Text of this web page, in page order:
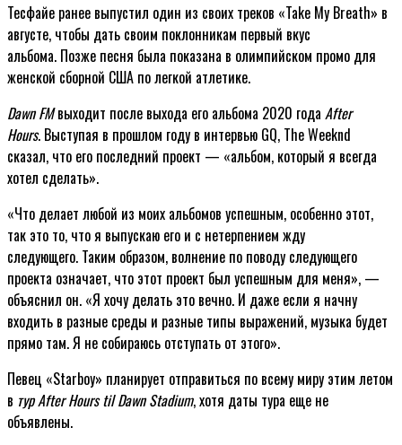
Тесфайе ранее выпустил один из своих треков «Take My Breath» в
августе, чтобы дать своим поклонникам первый вкус
альбома. Позже песня была показана в олимпийском промо для
женской сборной США по легкой атлетике.
Dawn FMвыходит после выхода его альбома 2020 года After
Hours. Выступая в прошлом году в интервью GQ, The Weeknd
сказал, что его последний проект — «альбом, который я всегда
хотел сделать».
«Что делает любой из моих альбомов успешным, особенно этот,
так это то, что я выпускаю его и с нетерпением жду
следующего. Таким образом, волнение по поводу следующего
проекта означает, что этот проект был успешным для меня», —
объяснил он. «Я хочу делать это вечно. И даже если я начну
входить в разные среды и разные типы выражений, музыка будет
прямо там. Я не собираюсь отступать от этого».
Певец «Starboy» планирует отправиться по всему миру этим летом
в тур After Hours til Dawn Stadium, хотя даты тура еще не
объявлены.